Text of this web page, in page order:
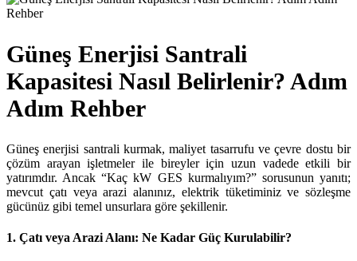
Güneş Enerjisi Santrali
Kapasitesi Nasıl Belirlenir? Adım
Adım Rehber
Güneş enerjisi santrali kurmak, maliyet tasarrufu ve çevre dostu bir
çözüm arayan işletmeler ile bireyler için uzun vadede etkili bir
yatırımdır. Ancak “Kaç kW GES kurmalıyım?” sorusunun yanıtı;
mevcut çatı veya arazi alanınız, elektrik tüketiminiz ve sözleşme
gücünüz gibi temel unsurlara göre şekillenir.
1. Çatı veya Arazi Alanı: Ne Kadar Güç Kurulabilir?